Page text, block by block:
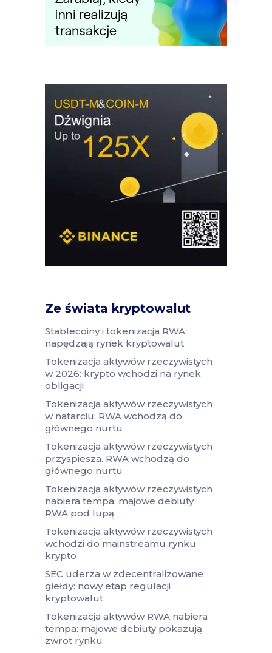
Ze świata kryptowalut
Stablecoiny i tokenizacja RWA
napędzają rynek kryptowalut
Tokenizacja aktywów rzeczywistych
w 2026: krypto wchodzi na rynek
obligacji
Tokenizacja aktywów rzeczywistych
w natarciu: RWA wchodzą do
głównego nurtu
Tokenizacja aktywów rzeczywistych
przyspiesza. RWA wchodzą do
głównego nurtu
Tokenizacja aktywów rzeczywistych
nabiera tempa: majowe debiuty
RWA pod lupą
Tokenizacja aktywów rzeczywistych
wchodzi do mainstreamu rynku
krypto
SEC uderza w zdecentralizowane
giełdy: nowy etap regulacji
kryptowalut
Tokenizacja aktywów RWA nabiera
tempa: majowe debiuty pokazują
zwrot rynku